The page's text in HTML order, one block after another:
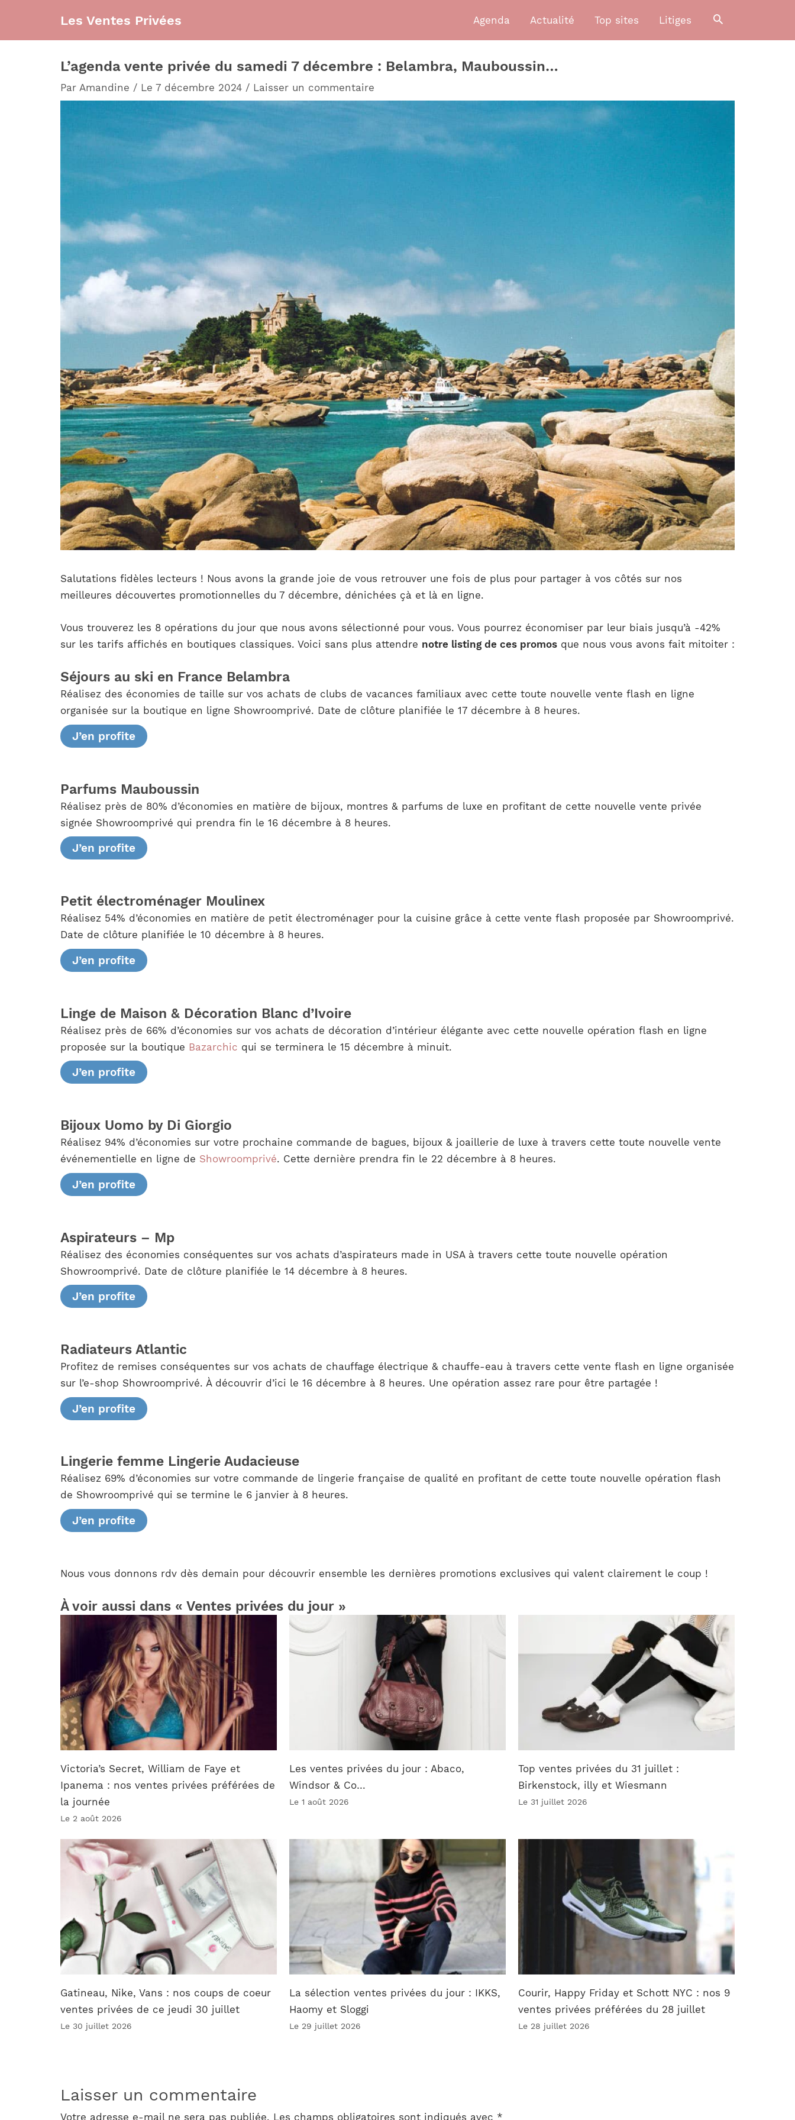
contenu
Les Ventes Privées Agenda Actualité Top sites Litiges
L’agenda vente privée du samedi 7 décembre : Belambra, Mauboussin…
Par Amandine / Le 7 décembre 2024 / Laisser un commentaire
Salutations fidèles lecteurs ! Nous avons la grande joie de vous retrouver une fois de plus pour partager à vos côtés sur nos
meilleures découvertes promotionnelles du 7 décembre, dénichées çà et là en ligne.
Vous trouverez les 8 opérations du jour que nous avons sélectionné pour vous. Vous pourrez économiser par leur biais jusqu’à -42%
sur les tarifs affichés en boutiques classiques. Voici sans plus attendre notre listing de ces promos que nous vous avons fait mitoiter :
Séjours au ski en France Belambra
Réalisez des économies de taille sur vos achats de clubs de vacances familiaux avec cette toute nouvelle vente flash en ligne
organisée sur la boutique en ligne Showroomprivé. Date de clôture planifiée le 17 décembre à 8 heures.
J’en profite
Parfums Mauboussin
Réalisez près de 80% d’économies en matière de bijoux, montres & parfums de luxe en profitant de cette nouvelle vente privée
signée Showroomprivé qui prendra fin le 16 décembre à 8 heures.
J’en profite
Petit électroménager Moulinex
Réalisez 54% d’économies en matière de petit électroménager pour la cuisine grâce à cette vente flash proposée par Showroomprivé.
Date de clôture planifiée le 10 décembre à 8 heures.
J’en profite
Linge de Maison & Décoration Blanc d’Ivoire
Réalisez près de 66% d’économies sur vos achats de décoration d’intérieur élégante avec cette nouvelle opération flash en ligne
proposée sur la boutique Bazarchic qui se terminera le 15 décembre à minuit.
J’en profite
Bijoux Uomo by Di Giorgio
Réalisez 94% d’économies sur votre prochaine commande de bagues, bijoux & joaillerie de luxe à travers cette toute nouvelle vente
événementielle en ligne de Showroomprivé. Cette dernière prendra fin le 22 décembre à 8 heures.
J’en profite
Aspirateurs – Mp
Réalisez des économies conséquentes sur vos achats d’aspirateurs made in USA à travers cette toute nouvelle opération
Showroomprivé. Date de clôture planifiée le 14 décembre à 8 heures.
J’en profite
Radiateurs Atlantic
Profitez de remises conséquentes sur vos achats de chauffage électrique & chauffe-eau à travers cette vente flash en ligne organisée
sur l’e-shop Showroomprivé. À découvrir d’ici le 16 décembre à 8 heures. Une opération assez rare pour être partagée !
J’en profite
Lingerie femme Lingerie Audacieuse
Réalisez 69% d’économies sur votre commande de lingerie française de qualité en profitant de cette toute nouvelle opération flash
de Showroomprivé qui se termine le 6 janvier à 8 heures.
J’en profite
Nous vous donnons rdv dès demain pour découvrir ensemble les dernières promotions exclusives qui valent clairement le coup !
À voir aussi dans « Ventes privées du jour »
Victoria’s Secret, William de Faye et
Ipanema : nos ventes privées préférées de
la journée
Le 2 août 2026
Les ventes privées du jour : Abaco,
Windsor & Co…
Le 1 août 2026
Top ventes privées du 31 juillet :
Birkenstock, illy et Wiesmann
Le 31 juillet 2026
Gatineau, Nike, Vans : nos coups de coeur
ventes privées de ce jeudi 30 juillet
Le 30 juillet 2026
La sélection ventes privées du jour : IKKS,
Haomy et Sloggi
Le 29 juillet 2026
Courir, Happy Friday et Schott NYC : nos 9
ventes privées préférées du 28 juillet
Le 28 juillet 2026
Laisser un commentaire
Votre adresse e-mail ne sera pas publiée. Les champs obligatoires sont indiqués avec *